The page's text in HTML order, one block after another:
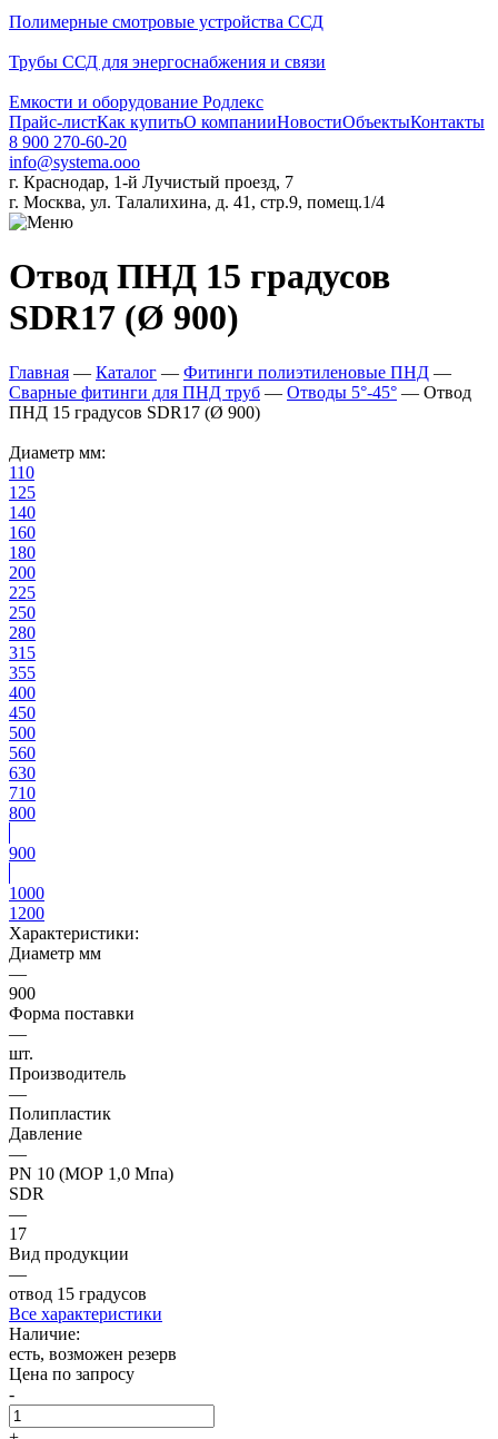
Полимерные смотровые устройства ССД
Трубы ССД для энергоснабжения и связи
Емкости и оборудование Родлекс
Прайс-листКак купитьО компанииНовостиОбъектыКонтакты
8 900 270-60-20
info@systema.ooo
г. Краснодар, 1-й Лучистый проезд, 7
г. Москва, ул. Талалихина, д. 41, стр.9, помещ.1/4
Отвод ПНД 15 градусов
SDR17 (Ø 900)
Главная — Каталог — Фитинги полиэтиленовые ПНД —
Сварные фитинги для ПНД труб — Отводы 5°-45° — Отвод
ПНД 15 градусов SDR17 (Ø 900)
Диаметр мм:
110
125
140
160
180
200
225
250
280
315
355
400
450
500
560
630
710
800
900
1000
1200
Характеристики:
Диаметр мм
—
900
Форма поставки
—
шт.
Производитель
—
Полипластик
Давление
—
PN 10 (МОР 1,0 Мпа)
SDR
—
17
Вид продукции
—
отвод 15 градусов
Все характеристики
Наличие:
есть, возможен резерв
Цена по запросу
-